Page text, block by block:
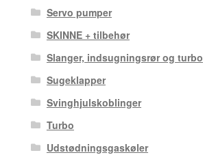
Servo pumper
SKINNE + tilbehør
Slanger, indsugningsrør og turbo
Sugeklapper
Svinghjulskoblinger
Turbo
Udstødningsgaskøler